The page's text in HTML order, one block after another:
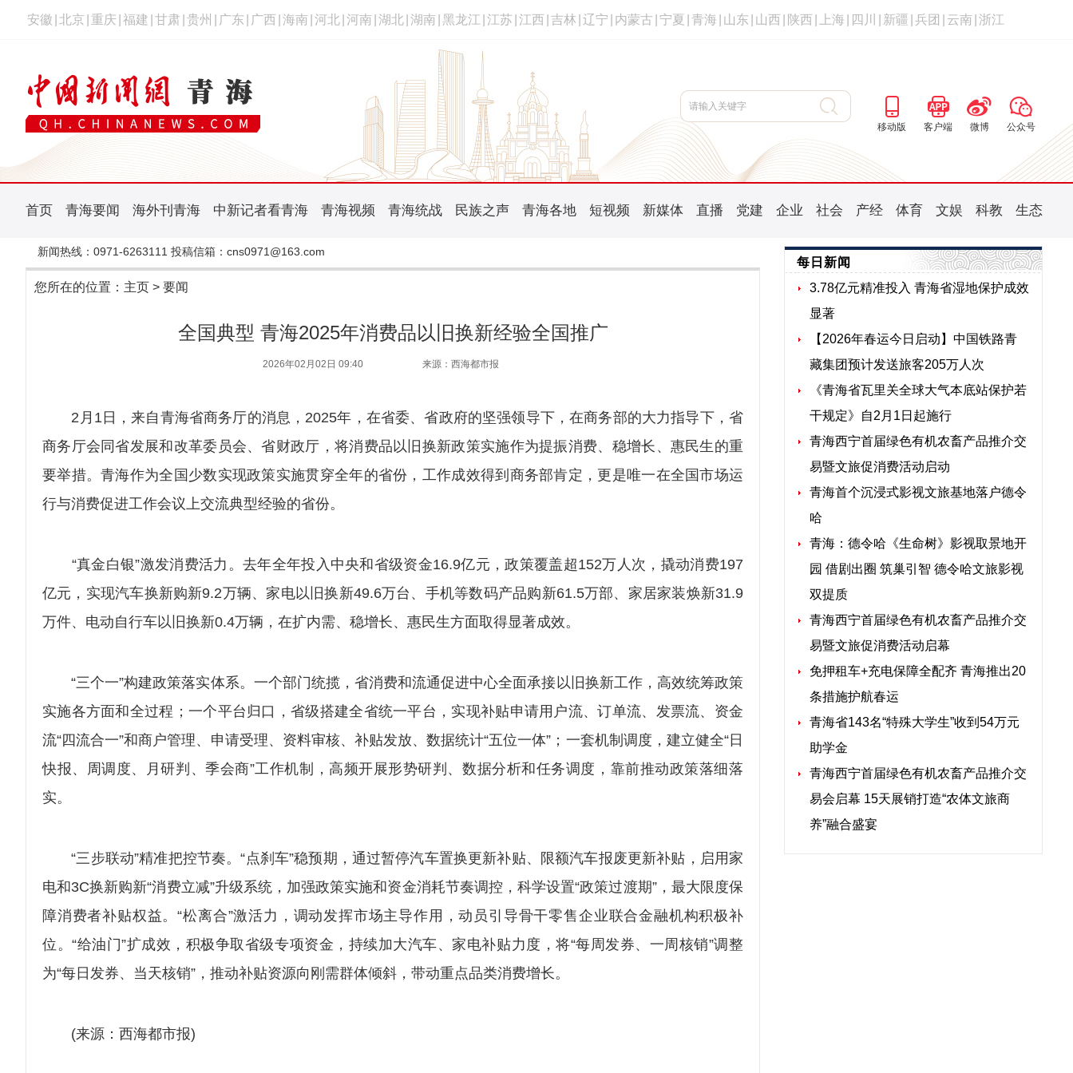
安徽 北京 重庆 福建 甘肃 贵州 广东 广西 海南 河北 河南 湖北 湖南 黑龙江 江苏 江西 吉林 辽宁 内蒙古 宁夏 青海 山东 山西 陕西 上海 四川 新疆 兵团 云南 浙江
移动版 客户端 微博 公众号
首页 青海要闻 海外刊青海 中新记者看青海 青海视频 青海统战 民族之声 青海各地 短视频 新媒体 直播 党建 企业 社会 产经 体育 文娱 科教 生态
新闻热线：0971-6263111 投稿信箱：cns0971@163.com
您所在的位置： 主页 > 要闻
全国典型 青海2025年消费品以旧换新经验全国推广
2026年02月02日 09:40 来源：西海都市报
2月1日，来自青海省商务厅的消息，2025年，在省委、省政府的坚强领导下，在商务部的大力指导下，省
商务厅会同省发展和改革委员会、省财政厅，将消费品以旧换新政策实施作为提振消费、稳增长、惠民生的重
要举措。青海作为全国少数实现政策实施贯穿全年的省份，工作成效得到商务部肯定，更是唯一在全国市场运
行与消费促进工作会议上交流典型经验的省份。
“真金白银”激发消费活力。去年全年投入中央和省级资金16.9亿元，政策覆盖超152万人次，撬动消费197
亿元，实现汽车换新购新9.2万辆、家电以旧换新49.6万台、手机等数码产品购新61.5万部、家居家装焕新31.9
万件、电动自行车以旧换新0.4万辆，在扩内需、稳增长、惠民生方面取得显著成效。
“三个一”构建政策落实体系。一个部门统揽，省消费和流通促进中心全面承接以旧换新工作，高效统筹政策
实施各方面和全过程；一个平台归口，省级搭建全省统一平台，实现补贴申请用户流、订单流、发票流、资金
流“四流合一”和商户管理、申请受理、资料审核、补贴发放、数据统计“五位一体”；一套机制调度，建立健全“日
快报、周调度、月研判、季会商”工作机制，高频开展形势研判、数据分析和任务调度，靠前推动政策落细落
实。
“三步联动”精准把控节奏。“点刹车”稳预期，通过暂停汽车置换更新补贴、限额汽车报废更新补贴，启用家
电和3C换新购新“消费立减”升级系统，加强政策实施和资金消耗节奏调控，科学设置“政策过渡期”，最大限度保
障消费者补贴权益。“松离合”激活力，调动发挥市场主导作用，动员引导骨干零售企业联合金融机构积极补
位。“给油门”扩成效，积极争取省级专项资金，持续加大汽车、家电补贴力度，将“每周发券、一周核销”调整
为“每日发券、当天核销”，推动补贴资源向刚需群体倾斜，带动重点品类消费增长。
(来源：西海都市报)
每日新闻
3.78亿元精准投入 青海省湿地保护成效
显著
【2026年春运今日启动】中国铁路青
藏集团预计发送旅客205万人次
《青海省瓦里关全球大气本底站保护若
干规定》自2月1日起施行
青海西宁首届绿色有机农畜产品推介交
易暨文旅促消费活动启动
青海首个沉浸式影视文旅基地落户德令
哈
青海：德令哈《生命树》影视取景地开
园 借剧出圈 筑巢引智 德令哈文旅影视
双提质
青海西宁首届绿色有机农畜产品推介交
易暨文旅促消费活动启幕
免押租车+充电保障全配齐 青海推出20
条措施护航春运
青海省143名“特殊大学生”收到54万元
助学金
青海西宁首届绿色有机农畜产品推介交
易会启幕 15天展销打造“农体文旅商
养”融合盛宴